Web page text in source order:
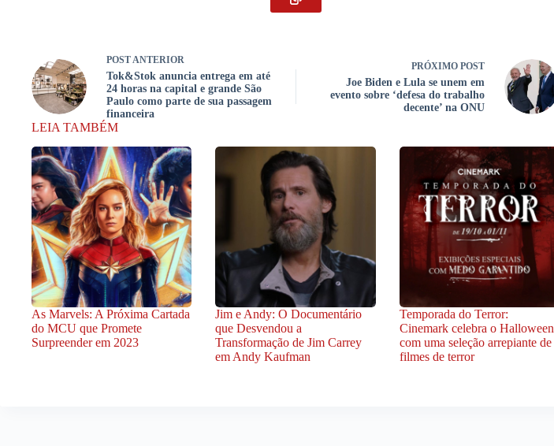
POSTANTERIOR
Tok&Stok anuncia entrega em até
24 horas na capital e grande São
Paulo como parte de sua passagem
financeira
PRÓXIMO POST
Joe Biden e Lula se unem em
evento sobre ‘defesa do trabalho
decente’ na ONU
LEIA TAMBÉM
As Marvels: A Próxima Cartada
do MCU que Promete
Surpreender em 2023
Jim e Andy: O Documentário
que Desvendou a
Transformação de Jim Carrey
em Andy Kaufman
Temporada do Terror:
Cinemark celebra o Halloween
com uma seleção arrepiante de
filmes de terror